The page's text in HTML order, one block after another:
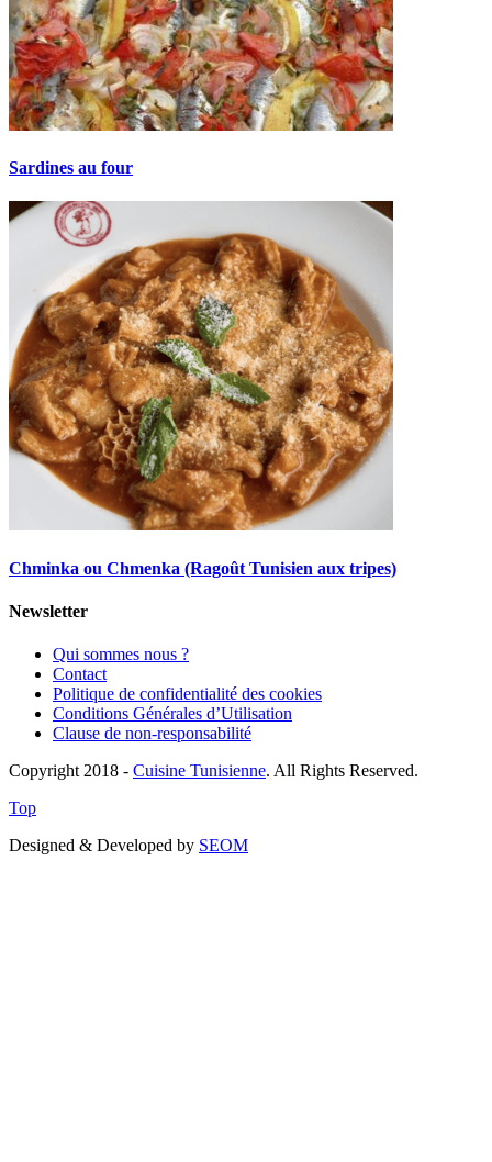
Sardines au four
Chminka ou Chmenka (Ragoût Tunisien aux tripes)
Newsletter
Qui sommes nous ?
Contact
Politique de confidentialité des cookies
Conditions Générales d’Utilisation
Clause de non-responsabilité
Copyright 2018 - Cuisine Tunisienne. All Rights Reserved.
Top
Designed & Developed by SEOM